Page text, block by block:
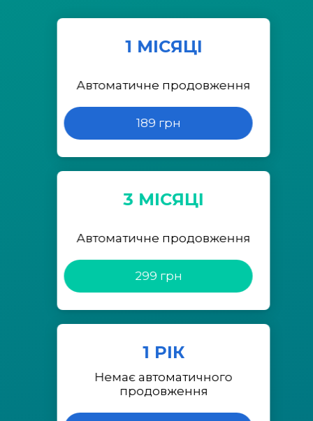
1 МІСЯЦІ
Автоматичне продовження
189 грн
3 МІСЯЦІ
Автоматичне продовження
299 грн
1 РІК
Немає автоматичного
продовження